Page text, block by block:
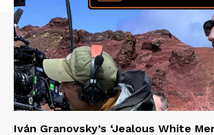
Iván Granovsky’s ‘Jealous White